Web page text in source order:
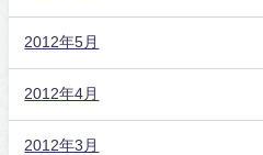
2012年5月
2012年4月
2012年3月